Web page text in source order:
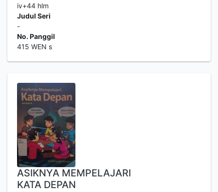
iv+44 hlm
Judul Seri
-
No. Panggil
415 WEN s
ASIKNYA MEMPELAJARI
KATA DEPAN